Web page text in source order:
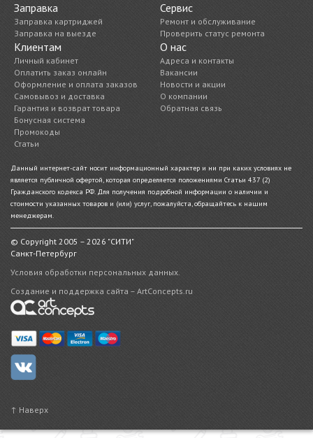
Заправка
Заправка картриджей
Заправка на выезде
Сервис
Ремонт и обслуживание
Проверить статус ремонта
Клиентам
Личный кабинет
Оплатить заказ онлайн
Оформление и оплата заказов
Самовывоз и доставка
Гарантия и возврат товара
Бонусная система
Промокоды
Статьи
О нас
Адреса и контакты
Вакансии
Новости и акции
О компании
Обратная связь
Данный интернет-сайт носит информационный характер и ни при каких условиях не
является публичной офертой, которая определяется положениями Статьи 437 (2)
Гражданского кодекса РФ. Для получения подробной информации о наличии и
стоимости указанных товаров и (или) услуг, пожалуйста, обращайтесь к нашим
менеджерам.
© Copyright 2005 – 2026 "СИТИ"
Санкт-Петербург
Условия обработки персональных данных.
Создание и поддержка сайта – ArtConcepts.ru
↑ Наверх